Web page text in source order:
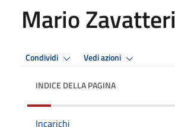
Mario Zavatteri
Condividi Vedi azioni
INDICE DELLA PAGINA
Incarichi